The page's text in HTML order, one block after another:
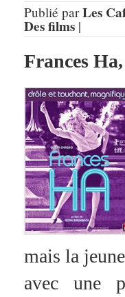
Publié parLes
Des films |
Frances
mais la
avec une